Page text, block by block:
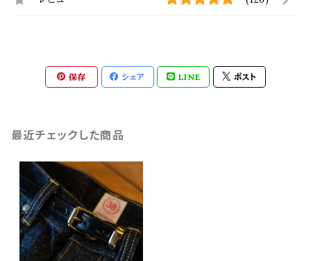
保存 シェア LINE ポスト
最近チェックした商品